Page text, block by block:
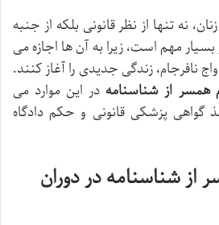
نه تنها از نظر قانونی بلکه از جنبه
مهم است، زیرا به آن ها اجازه می
نافرجام، زندگی جدیدی را آغاز کنند.
همسر از شناسنامه در این موارد می
گواهی پزشکی قانونی و حکم دادگاه
شناسنامه در دوران